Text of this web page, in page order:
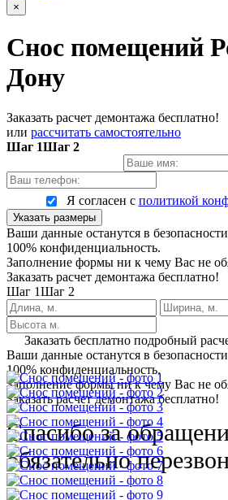
×
Снос помещений
Дону
Заказать расчет демонтажа бесплатно!
или рассчитать самостоятельно
Шаг 1Шаг 2
Я согласен с политикой
Указать размеры
Ваши данные останутся в
100% конфиденциальность.
Заполнение формы ни к чему Вас не
Заказать расчет демонтажа бесплатно!
Шаг 1Шаг 2
Заказать бесплатно подробный
Ваши данные останутся в
100% конфиденциальность.
Заполнение формы ни к чему Вас не
Заказать расчет демонтажа бесплатно!
Спасибо за
обязательно